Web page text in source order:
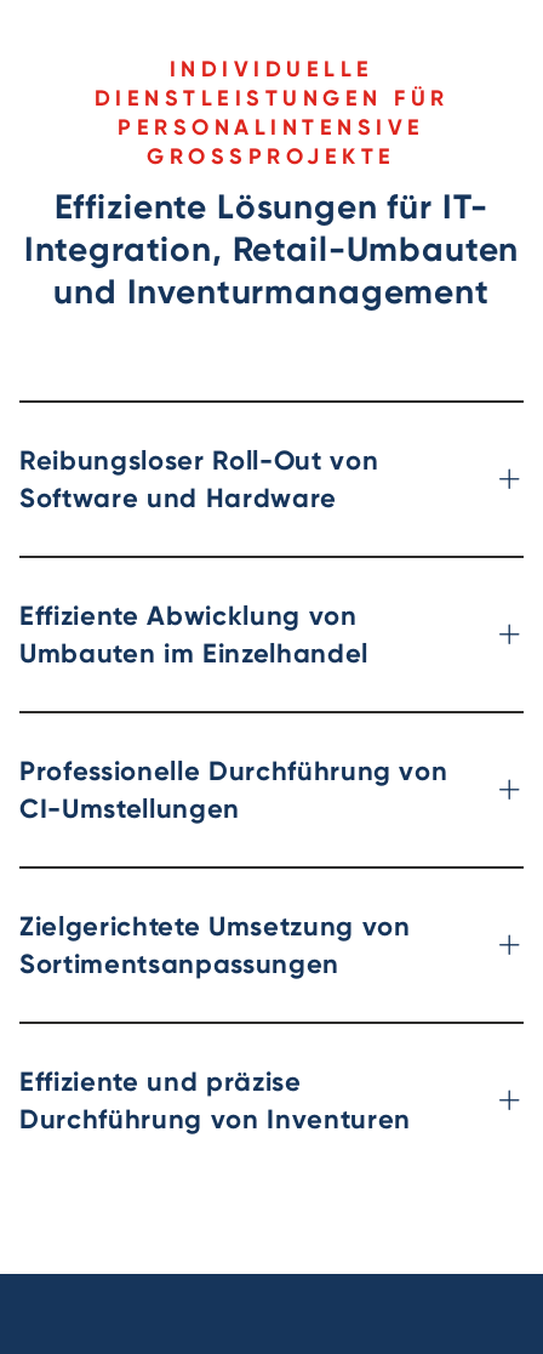
INDIVIDUELLE
DIENSTLEISTUNGEN FÜR
PERSONALINTENSIVE
GROSSPROJEKTE
Effiziente Lösungen für IT-
Integration, Retail-Umbauten
und Inventurmanagement
Reibungsloser Roll-Out von
Software und Hardware
Effiziente Abwicklung von
Umbauten im Einzelhandel
Professionelle Durchführung von
CI-Umstellungen
Zielgerichtete Umsetzung von
Sortimentsanpassungen
Effiziente und präzise
Durchführung von Inventuren